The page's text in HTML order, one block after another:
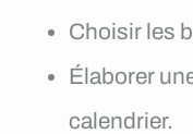
Choisir les
Élaborer
calendrier.